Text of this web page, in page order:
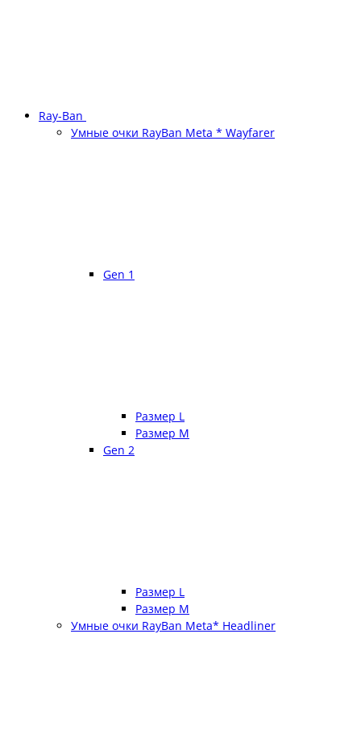
Ray-Ban
Умные очки RayBan Meta * Wayfarer
Gen 1
Размер L
Размер М
Gen 2
Размер L
Размер М
Умные очки RayBan Meta* Headliner